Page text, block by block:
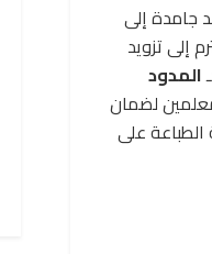
جامدة إلى
إلى تزويد
المدود
لضمان
على